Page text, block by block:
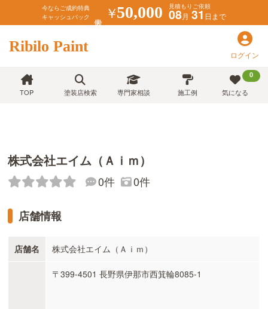
今ならご成約特典
キャッシュバック
￥50,000 見積もりご依頼
08月 31日まで
Ribilo Paint ログイン
TOP 塗装店検索 専門家相談 施工例
0
気になる
株式会社エイム（Ａｉｍ）
0件 0件
店舗情報
店舗名 株式会社エイム（Ａｉｍ）
〒399-4501 長野県伊那市西箕輪8085-1